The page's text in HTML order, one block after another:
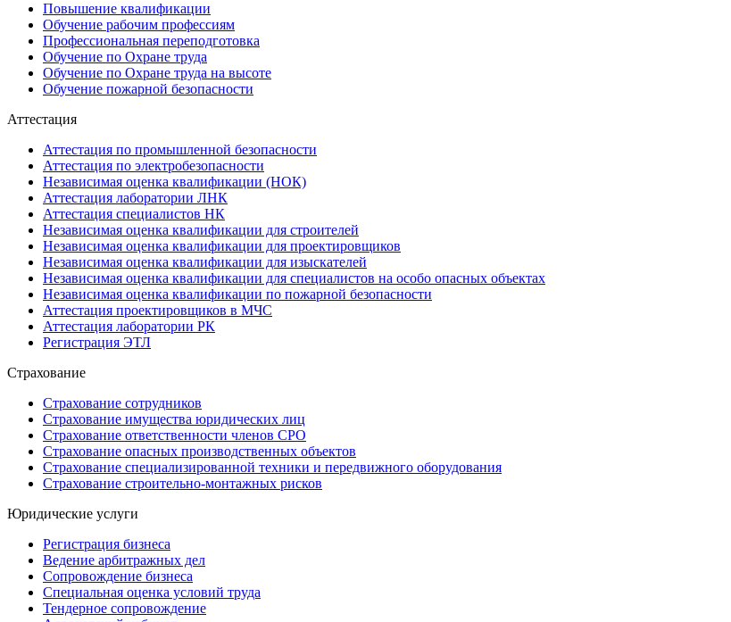
Повышение квалификации
Обучение рабочим профессиям
Профессиональная переподготовка
Обучение по Охране труда
Обучение по Охране труда на высоте
Обучение пожарной безопасности
Аттестация
Аттестация по промышленной безопасности
Аттестация по электробезопасности
Независимая оценка квалификации (НОК)
Аттестация лаборатории ЛНК
Аттестация специалистов НК
Независимая оценка квалификации для строителей
Независимая оценка квалификации для проектировщиков
Независимая оценка квалификации для изыскателей
Независимая оценка квалификации для специалистов на особо опасных объектах
Независимая оценка квалификации по пожарной безопасности
Аттестация проектировщиков в МЧС
Аттестация лаборатории РК
Регистрация ЭТЛ
Страхование
Страхование сотрудников
Страхование имущества юридических лиц
Страхование ответственности членов СРО
Страхование опасных производственных объектов
Страхование специализированной техники и передвижного оборудования
Страхование строительно-монтажных рисков
Юридические услуги
Регистрация бизнеса
Ведение арбитражных дел
Сопровождение бизнеса
Специальная оценка условий труда
Тендерное сопровождение